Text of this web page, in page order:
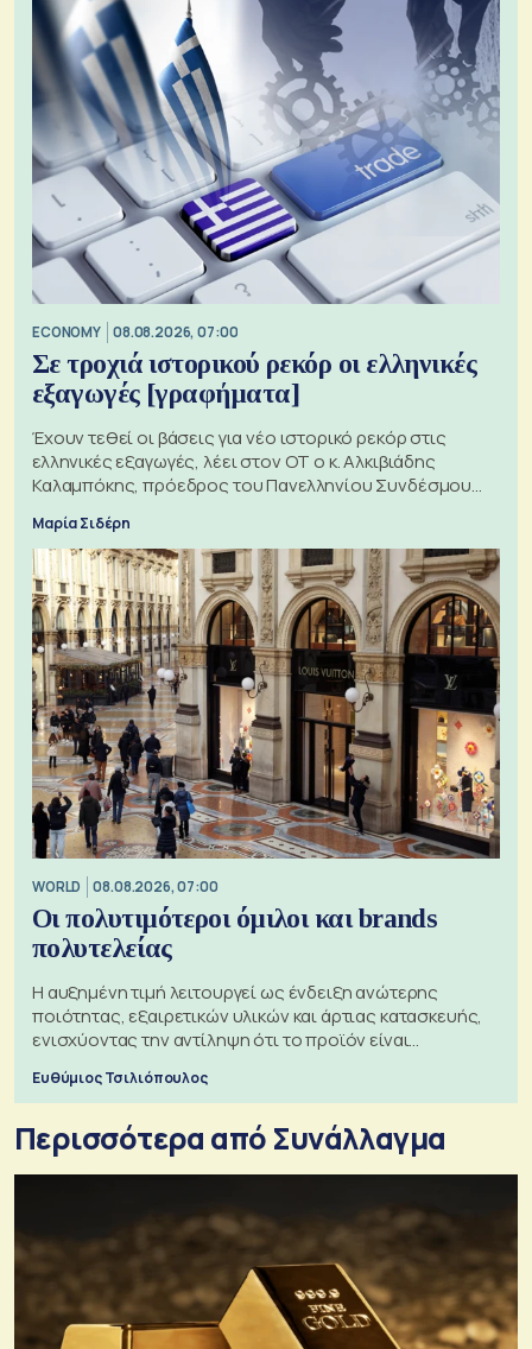
ECONOMY 08.08.2026, 07:00
Σε τροχιά ιστορικού ρεκόρ οι ελληνικές
εξαγωγές [γραφήματα]
Έχουν τεθεί οι βάσεις για νέο ιστορικό ρεκόρ στις
ελληνικές εξαγωγές, λέει στον ΟΤ ο κ. Αλκιβιάδης
Καλαμπόκης, πρόεδρος του Πανελληνίου Συνδέσμου
Μαρία Σιδέρη
WORLD 08.08.2026, 07:00
Οι πολυτιμότεροι όμιλοι και brands
πολυτελείας
Η αυξημένη τιμή λειτουργεί ως ένδειξη ανώτερης
ποιότητας, εξαιρετικών υλικών και άρτιας κατασκευής,
ενισχύοντας την αντίληψη ότι το προϊόν είναι
Ευθύμιος Τσιλιόπουλος
Περισσότερα από Συνάλλαγμα